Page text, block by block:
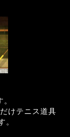
けテニス道具
。